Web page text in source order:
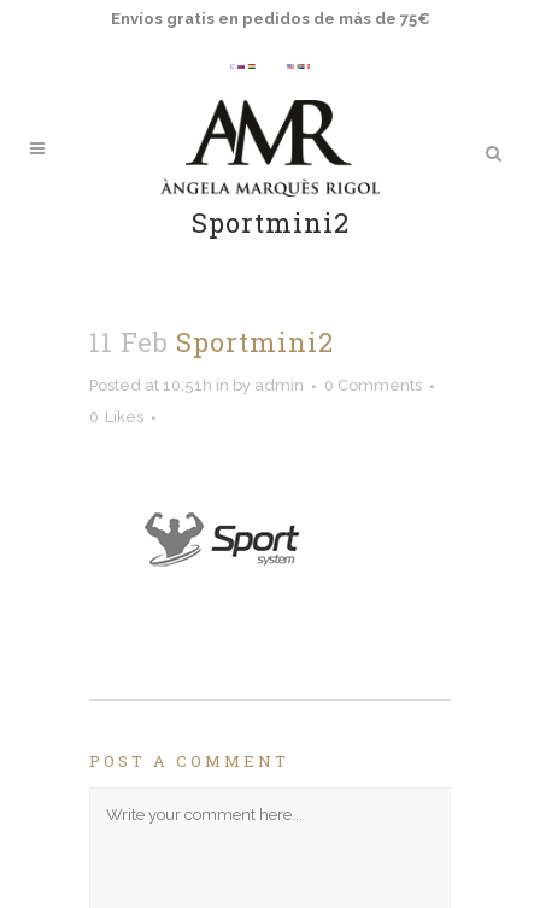
Envíos gratis en pedidos de más de 75€
Sportmini2
11 Feb Sportmini2
Posted at 10:51h in by admin
0 Comments
0 Likes
POST A COMMENT